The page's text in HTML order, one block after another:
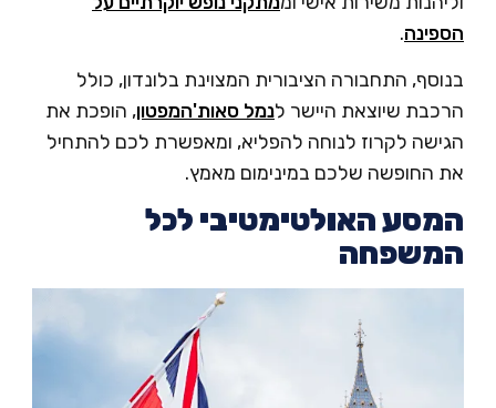
.
התחבורה הציבורית המצוינת בלונדון, כולל
שיוצאת היישר לנמל סאות'המפטון, הופכת את
לקרוז לנוחה להפליא, ומאפשרת לכם להתחיל
החופשה שלכם במינימום מאמץ.
האולטימטיבי לכל